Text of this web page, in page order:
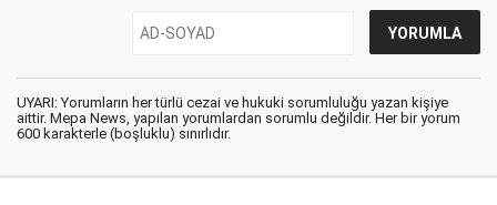
UYARI: Yorumların her türlü cezai ve hukuki sorumluluğu yazan kişiye
aittir. Mepa News, yapılan yorumlardan sorumlu değildir. Her bir yorum
600 karakterle (boşluklu) sınırlıdır.